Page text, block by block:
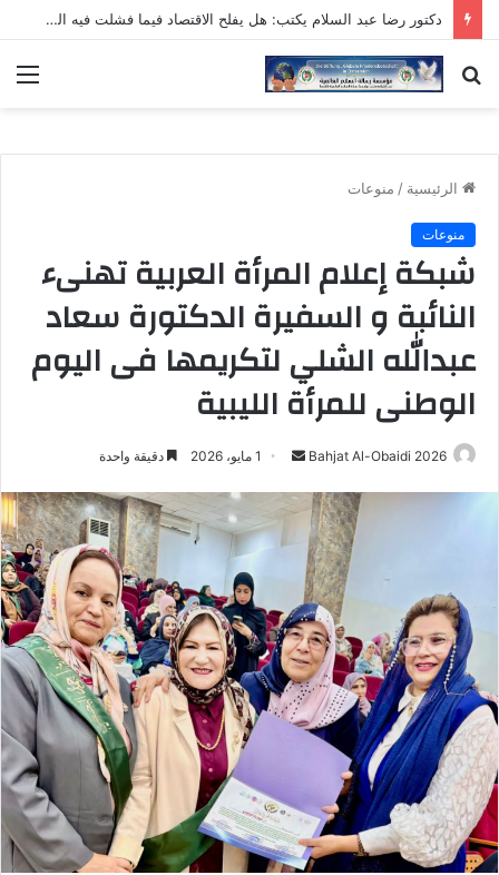
دكتور رضا عبد السلام يكتب: هل يفلح الاقتصاد فيما فشلت فيه السياسة؟!
بحث
الرئيسية / منوعات
منوعات
شبكة إعلام المرأة العربية تهنىء
النائبة و السفيرة الدكتورة سعاد
عبدالله الشلي لتكريمها فى اليوم
الوطنى للمرأة الليبية
Bahjat Al-Obaidi 2026
أرسل
إلكترونيا
1 مايو، 2026 دقيقة واحدة